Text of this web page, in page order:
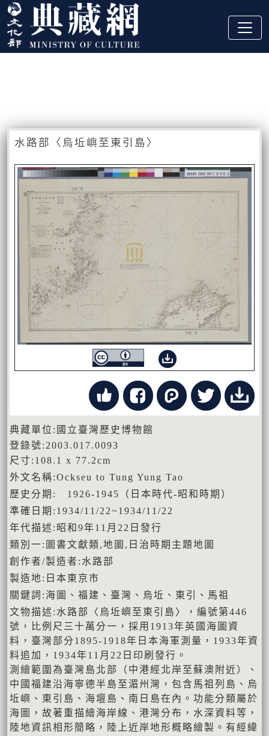
跳到主要內容
:::
水路部〈烏坵嶼至東引島〉
典藏單位:國立臺灣歷史博物館
登錄號:2003.017.0093
尺寸:108.1 x 77.2cm
外文名稱:Ockseu to Tung Yung Tao
歷史分期: 1926-1945（日本時代-昭和時期）
準確日期:1934/11/22~1934/11/22
年代描述:昭和9年11月22日發行
類別一:圖書文獻類,地圖,日治時期主題地圖
創作者/製造者:水路部
製造地:日本東京市
關鍵詞:海圖、福建、臺灣、烏坵、東引、馬祖
文物描述:水路部〈烏坵嶼至東引島〉，編號第446
號，比例尺三十萬分一，採用1913年英國海圖資
料，臺灣部分1895-1918年日本海軍測量，1933年資
料追加，1934年11月22日印刷發行。
測繪範圍為臺灣島北部（中港經北岸至蘇澳附近）、
中國福建沿海寧德半島至湄州灣，包含馬祖列島、烏
坵嶼、東引島、海壇島、南日島在內。功能分類屬於
海圖，故著重描繪海岸線、港灣分布，水深資料等，
陸地資訊相形簡略，陸上近岸地形概略繪製。有經緯